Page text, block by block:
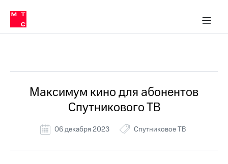
связь
Сервисы и подписки
30% на связь
кабинеты
Мобильная
и
Спутниковое
МТС
Деньги
в МТС
Услуги
Максимум кино для абонентов
Спутникового ТВ
06 декабря 2023 Спутниковое ТВ